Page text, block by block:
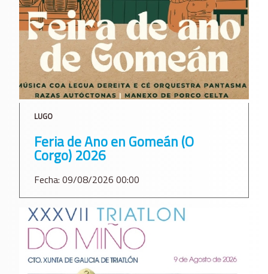
LUGO
Feria de Ano en Gomeán (O
Corgo) 2026
Fecha: 09/08/2026 00:00